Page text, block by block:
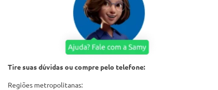
Tire suas dúvidas ou compre pelo telefone:
Regiões metropolitanas: